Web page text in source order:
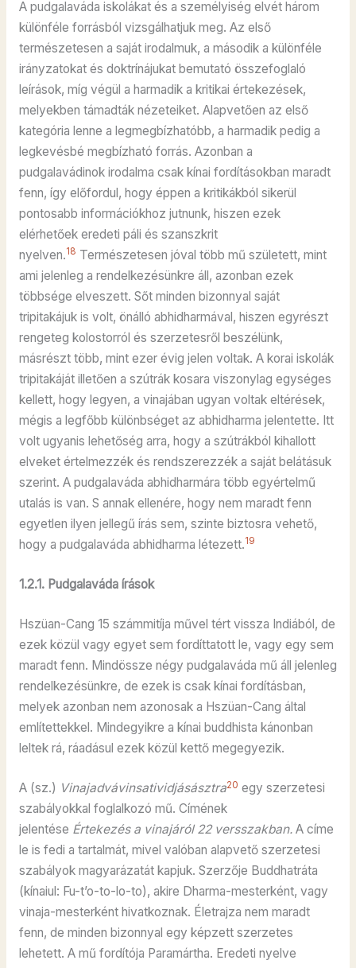
A pudgalaváda iskolákat és a személyiség elvét három
különféle forrásból vizsgálhatjuk meg. Az első
természetesen a saját irodalmuk, a második a különféle
irányzatokat és doktrínájukat bemutató összefoglaló
leírások, míg végül a harmadik a kritikai értekezések,
melyekben támadták nézeteiket. Alapvetően az első
kategória lenne a legmegbízhatóbb, a harmadik pedig a
legkevésbé megbízható forrás. Azonban a
pudgalavádinok irodalma csak kínai fordításokban maradt
fenn, így előfordul, hogy éppen a kritikákból sikerül
pontosabb információkhoz jutnunk, hiszen ezek
elérhetőek eredeti páli és szanszkrit
nyelven.18 Természetesen jóval több mű született, mint
ami jelenleg a rendelkezésünkre áll, azonban ezek
többsége elveszett. Sőt minden bizonnyal saját
tripitakájuk is volt, önálló abhidharmával, hiszen egyrészt
rengeteg kolostorról és szerzetesről beszélünk,
másrészt több, mint ezer évig jelen voltak. A korai iskolák
tripitakáját illetően a szútrák kosara viszonylag egységes
kellett, hogy legyen, a vinajában ugyan voltak eltérések,
mégis a legfőbb különbséget az abhidharma jelentette. Itt
volt ugyanis lehetőség arra, hogy a szútrákból kihallott
elveket értelmezzék és rendszerezzék a saját belátásuk
szerint. A pudgalaváda abhidharmára több egyértelmű
utalás is van. S annak ellenére, hogy nem maradt fenn
egyetlen ilyen jellegű írás sem, szinte biztosra vehető,
hogy a pudgalaváda abhidharma létezett.19
1.2.1. Pudgalaváda írások
Hszüan-Cang 15 számmitíja művel tért vissza Indiából, de
ezek közül vagy egyet sem fordíttatott le, vagy egy sem
maradt fenn. Mindössze négy pudgalaváda mű áll jelenleg
rendelkezésünkre, de ezek is csak kínai fordításban,
melyek azonban nem azonosak a Hszüan-Cang által
említettekkel. Mindegyikre a kínai buddhista kánonban
leltek rá, ráadásul ezek közül kettő megegyezik.
A (sz.) Vinajadvávinsatividjásásztra20 egy szerzetesi
szabályokkal foglalkozó mű. Címének
jelentése Értekezés a vinajáról 22 versszakban. A címe
le is fedi a tartalmát, mivel valóban alapvető szerzetesi
szabályok magyarázatát kapjuk. Szerzője Buddhatráta
(kínaiul: Fu-t’o-to-lo-to), akire Dharma-mesterként, vagy
vinaja-mesterként hivatkoznak. Életrajza nem maradt
fenn, de minden bizonnyal egy képzett szerzetes
lehetett. A mű fordítója Paramártha. Eredeti nyelve